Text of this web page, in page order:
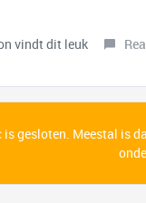
vindt dit leuk
gesloten. Meestal is